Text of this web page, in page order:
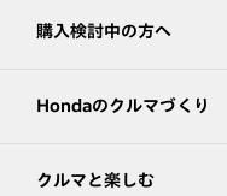
購入検討中の方へ
Hondaのクルマづくり
クルマと楽しむ